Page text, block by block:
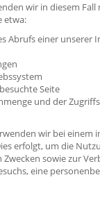
wir in diesem
etwa:
Abrufs einer unserer
Seite
und der
wir bei
erfolgt, um die
sowie zur
eine